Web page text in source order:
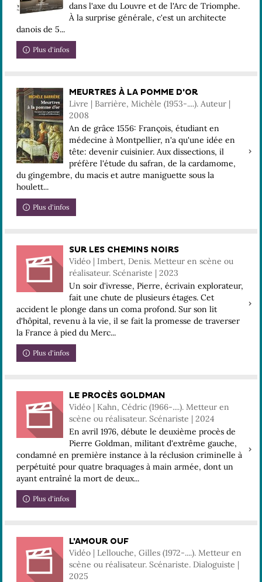
dans l'axe du Louvre et de l'Arc de Triomphe.
À la surprise générale, c'est un architecte
danois de 5...
Plus d'infos
MEURTRES À LA POMME D'OR
Livre | Barrière, Michèle (1953-....). Auteur |
2008
An de grâce 1556: François, étudiant en
médecine à Montpellier, n'a qu'une idée en
tête: devenir cuisinier. Aux dissections, il
préfère l'étude du safran, de la cardamome,
du gingembre, du macis et autre maniguette sous la
houlett...
Plus d'infos
SUR LES CHEMINS NOIRS
Vidéo | Imbert, Denis. Metteur en scène ou
réalisateur. Scénariste | 2023
Un soir d'ivresse, Pierre, écrivain explorateur,
fait une chute de plusieurs étages. Cet
accident le plonge dans un coma profond. Sur son lit
d'hôpital, revenu à la vie, il se fait la promesse de traverser
la France à pied du Merc...
Plus d'infos
LE PROCÈS GOLDMAN
Vidéo | Kahn, Cédric (1966-....). Metteur en
scène ou réalisateur. Scénariste | 2024
En avril 1976, débute le deuxième procès de
Pierre Goldman, militant d'extrême gauche,
condamné en première instance à la réclusion criminelle à
perpétuité pour quatre braquages à main armée, dont un
ayant entraîné la mort de deux...
Plus d'infos
L'AMOUR OUF
Vidéo | Lellouche, Gilles (1972-....). Metteur en
scène ou réalisateur. Scénariste. Dialoguiste |
2025